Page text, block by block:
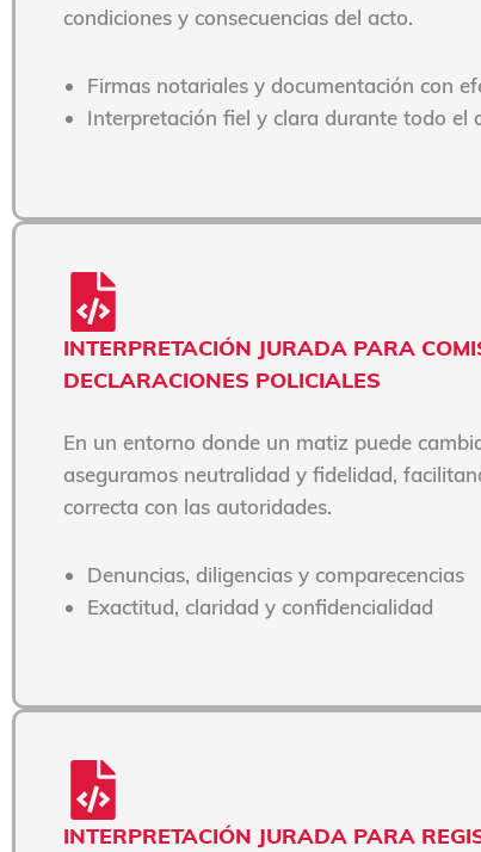
condiciones y consecuencias del acto.
Firmas notariales y documentación con
Interpretación fiel y clara durante todo el
INTERPRETACIÓN JURADA PARA
DECLARACIONES POLICIALES
En un entorno donde un matiz puede
aseguramos neutralidad y fidelidad,
correcta con las autoridades.
Denuncias, diligencias y comparecencias
Exactitud, claridad y confidencialidad
INTERPRETACIÓN JURADA PARA